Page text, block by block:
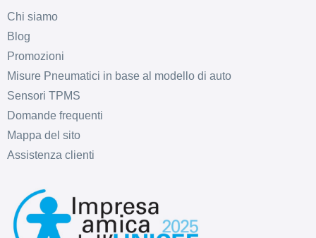
C B
Chi siamo
Blog
Promozioni
Misure Pneumatici in base al modello di auto
Sensori TPMS
Domande frequenti
Mappa del sito
Assistenza clienti